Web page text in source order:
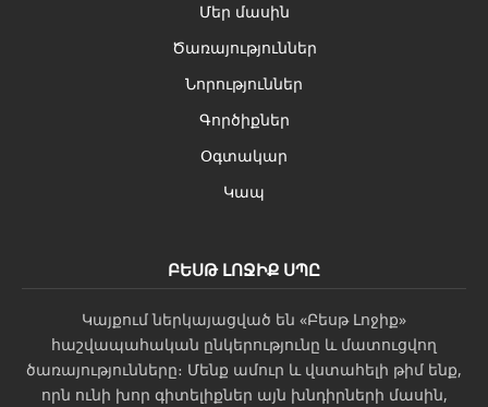
Մեր մասին
Ծառայություններ
Նորություններ
Գործիքներ
Օգտակար
Կապ
ԲԵՍԹ ԼՈՋԻՔ ՍՊԸ
Կայքում ներկայացված են «Բեսթ Լոջիք»
հաշվապահական ընկերությունը և մատուցվող
ծառայությունները։ Մենք ամուր և վստահելի թիմ ենք,
որն ունի խոր գիտելիքներ այն խնդիրների մասին,